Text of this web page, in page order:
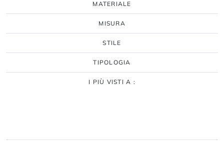
MATERIALE
MISURA
STILE
TIPOLOGIA
I PIÙ VISTI A :